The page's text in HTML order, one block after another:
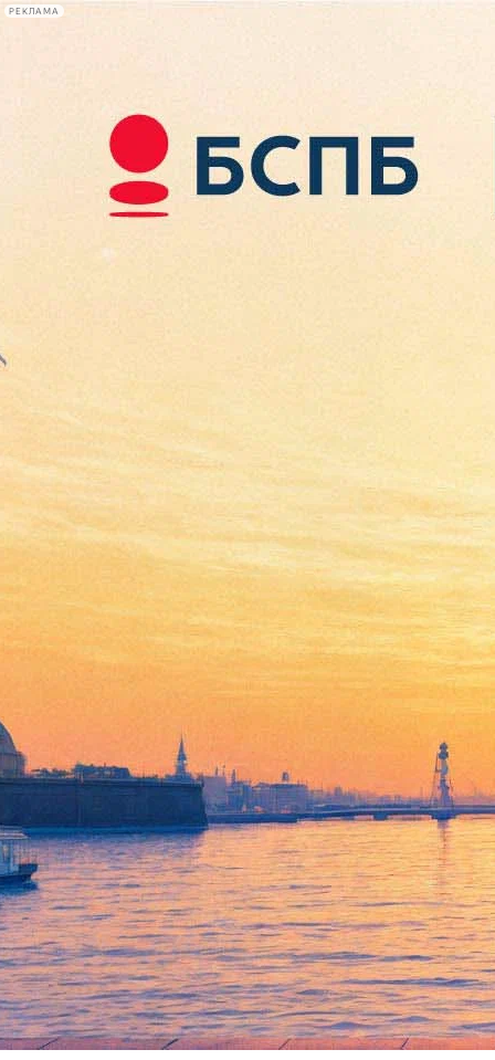
РЕКЛАМА
Сегодня:
2026.08.07
19:08
Афиша Plus
23 апреля 2014, среда
Визит Салмана Рушди в Петербург отменен
Марсело Альварес запишет новый диск в Доме Радио
Лермонтов стал пионером буккроссинга в Гостином дворе
Ксения Раппопорт и Данила Козловский прочли сказки
“Ленфильм” открывает филиал в Крыму
Архив предыдущих материалов